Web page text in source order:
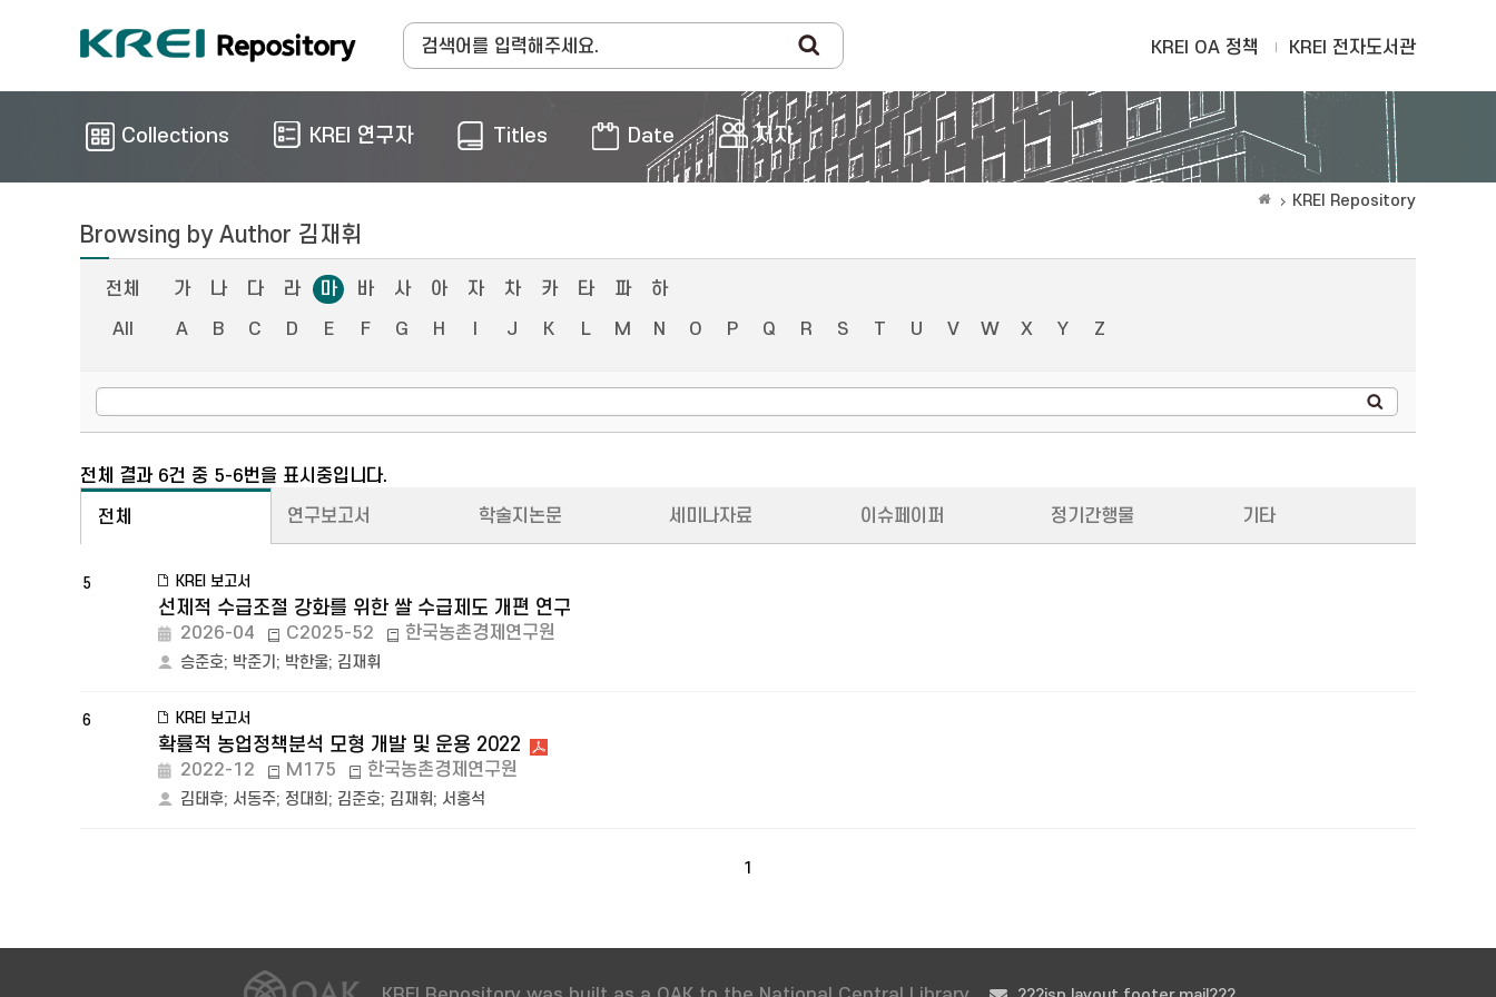
KREI OA 정책 KREI 전자도서관
Collections KREI 연구자 Titles Date 저자
KREI Repository
Browsing by Author 김재휘
전체 가 나 다 라 마 바 사 아 자 차 카 타 파
하
All
A B C D E F G H J K L M N O P Q R S T U V W X Y Z
전체 결과 6건 중 5-6번을 표시중입니다.
전체 연구보고서 학술지논문 세미나자료 이슈페이퍼 정기간행물 기타
5 KREI 보고서
선제적 수급조절 강화를 위한 쌀 수급제도 개편 연구
2026-04 C2025-52 한국농촌경제연구원
승준호; 박준기 ; 박한울; 김재휘
6 KREI 보고서
확률적 농업정책분석 모형 개발 및 운용 2022
2022-12 M175 한국농촌경제연구원
김태후; 서동주; 정대희 ; 김준호; 김재휘; 서홍석
1